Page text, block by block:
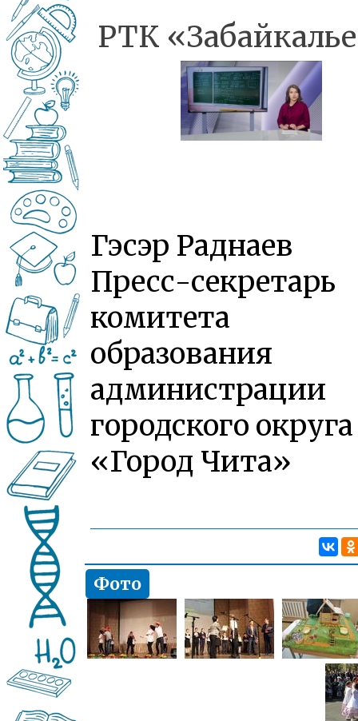
РТК
Гэсэр Раднаев
Пресс-секретарь
комитета
образования
администрации
городского округа
«Город Чита»
Фото